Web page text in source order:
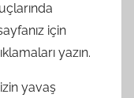
için
yazın.
yavaş